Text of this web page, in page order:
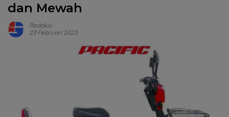
dan Mewah
Redaksi
23 Februari 2023